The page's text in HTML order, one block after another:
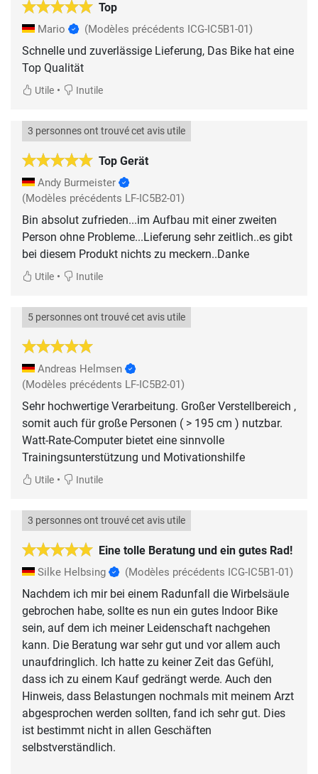
Top
Mario (Modèles précédents ICG-IC5B1-01)
Schnelle und zuverlässige Lieferung, Das Bike hat eine
Top Qualität
Utile • Inutile
Top Gerät
3 personnes ont trouvé cet avis utile
Andy Burmeister
(Modèles précédents LF-IC5B2-01)
Bin absolut zufrieden...im Aufbau mit einer zweiten
Person ohne Probleme...Lieferung sehr zeitlich..es gibt
bei diesem Produkt nichts zu meckern..Danke
Utile • Inutile
5 personnes ont trouvé cet avis utile
Andreas Helmsen
(Modèles précédents LF-IC5B2-01)
Sehr hochwertige Verarbeitung. Großer Verstellbereich ,
somit auch für große Personen ( > 195 cm ) nutzbar.
Watt-Rate-Computer bietet eine sinnvolle
Trainingsunterstützung und Motivationshilfe
Utile • Inutile
Eine tolle Beratung und ein gutes Rad!
3 personnes ont trouvé cet avis utile
Silke Helbsing (Modèles précédents ICG-IC5B1-01)
Nachdem ich mir bei einem Radunfall die Wirbelsäule
gebrochen habe, sollte es nun ein gutes Indoor Bike
sein, auf dem ich meiner Leidenschaft nachgehen
kann. Die Beratung war sehr gut und vor allem auch
unaufdringlich. Ich hatte zu keiner Zeit das Gefühl,
dass ich zu einem Kauf gedrängt werde. Auch den
Hinweis, dass Belastungen nochmals mit meinem Arzt
abgesprochen werden sollten, fand ich sehr gut. Dies
ist bestimmt nicht in allen Geschäften
selbstverständlich.